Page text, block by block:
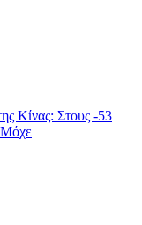
Κίνας: Στους -53
Μόχε